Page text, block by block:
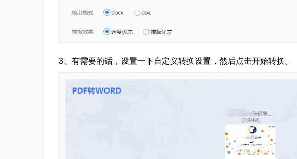
3、有需要的话，设置一下自定义转换设置，然后点击开始转换。